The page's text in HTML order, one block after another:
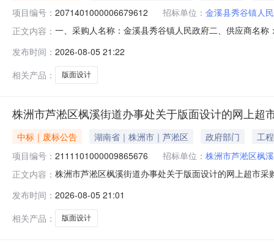
项目编号： 2071401000006679612 招标单位： 金溪县秀谷镇人
正文内容： 一、采购人名称：金溪县秀谷镇人民政府二、供应商名
本概况：七、其它事项：无八、联系方式1、采购人名称
发布时间： 2026-08-05 21:22
相关产品：
版面设计
株洲市芦淞区枫溪街道办事处关于版面设计的网上超
中标｜废标公告 湖南省｜株洲市｜芦淞区 政府部门
工程
项目编号： 2111101000009865676 招标单位： 株洲市芦淞区枫
正文内容： 株洲市芦淞区枫溪街道办事处关于版面设计的网上超市
充说明:因街道手续调整，取消订单八、其他事项：
发布时间： 2026-08-05 21:01
相关产品：
版面设计